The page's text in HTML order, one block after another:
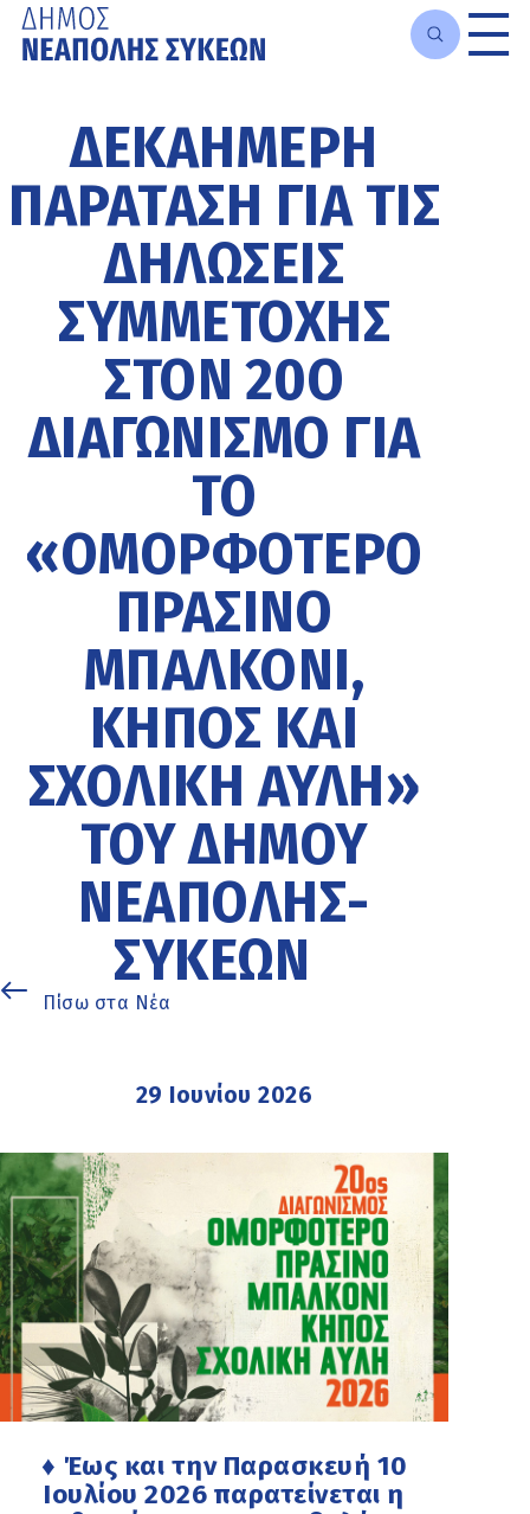
κυρίως
περιεχόμενο
ΔΕΚΑΉΜΕΡΗ
ΠΑΡΆΤΑΣΗ ΓΙΑ ΤΙΣ
ΔΗΛΏΣΕΙΣ
ΣΥΜΜΕΤΟΧΉΣ
ΣΤΟΝ 20Ο
ΔΙΑΓΩΝΙΣΜΌ ΓΙΑ
ΤΟ
«ΟΜΟΡΦΌΤΕΡΟ
ΠΡΆΣΙΝΟ
ΜΠΑΛΚΌΝΙ,
ΚΉΠΟΣ ΚΑΙ
ΣΧΟΛΙΚΉ ΑΥΛΉ»
ΤΟΥ ΔΉΜΟΥ
ΝΕΆΠΟΛΗΣ-
ΣΥΚΕΏΝ
Πίσω στα Νέα
29 Ιουνίου 2026
♦ Έως και την Παρασκευή 10
Ιουλίου 2026 παρατείνεται η